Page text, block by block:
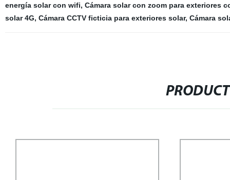
energía solar con wifi, Cámara solar con zoom para exteriores
solar 4G, Cámara CCTV ficticia para exteriores solar, Cámara